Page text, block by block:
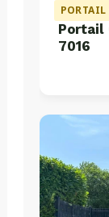
Portail
7016